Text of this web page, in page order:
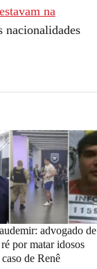
na
nacionalidades
advogado de
por matar idosos
caso de Renê